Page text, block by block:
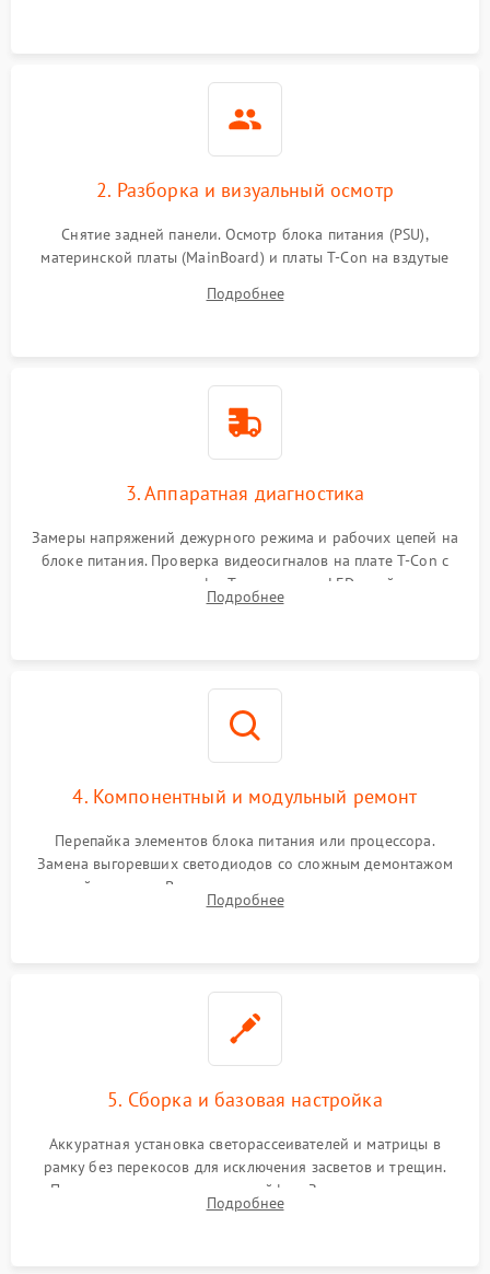
2. Разборка и визуальный осмотр
Снятие задней панели. Осмотр блока питания (PSU),
материнской платы (MainBoard) и платы T-Con на вздутые
Проверка надежности фиксации и целостности шлейфов.
Подробнее
3. Аппаратная диагностика
Замеры напряжений дежурного режима и рабочих цепей на
блоке питания. Проверка видеосигналов на плате T-Con с
помощью осциллографа. Тестирование LED-драйвера и
светодиодных планок подсветки мультиметром.
Подробнее
4. Компонентный и модульный ремонт
Перепайка элементов блока питания или процессора.
Замена выгоревших светодиодов со сложным демонтажом
хрупкой матрицы. Восстановление поврежденных дорожек,
прошивка микросхем памяти EEPROM
Подробнее
5. Сборка и базовая настройка
Аккуратная установка светорассеивателей и матрицы в
рамку без перекосов для исключения засветов и трещин.
Подключение внутренних шлейфов. Закрытие корпуса.
Сброс настроек и обновление программного обеспечения.
Подробнее